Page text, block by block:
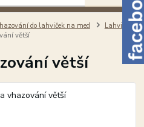
do lahviček na med
Lahvičky
větší
větší